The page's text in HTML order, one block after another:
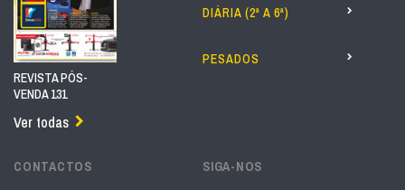
REVISTA PÓS-
VENDA 131
Ver todas
DIÁRIA (2ª A 6ª)
PESADOS
CONTACTOS SIGA-NOS